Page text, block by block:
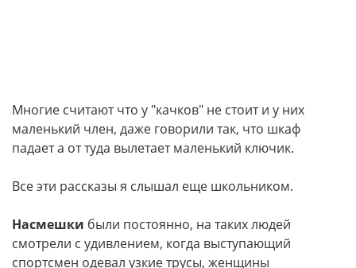
Многие считают что у "качков" не стоит и у них
маленький член, даже говорили так, что шкаф
падает а от туда вылетает маленький ключик.
Все эти рассказы я слышал еще школьником.
Насмешки были постоянно, на таких людей
смотрели с удивлением, когда выступающий
спортсмен одевал узкие трусы, женщины